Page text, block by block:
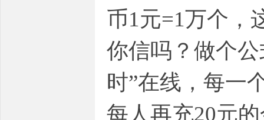
币1元=1万个，
你信吗？做个
时”在线，每一
每人再充20元